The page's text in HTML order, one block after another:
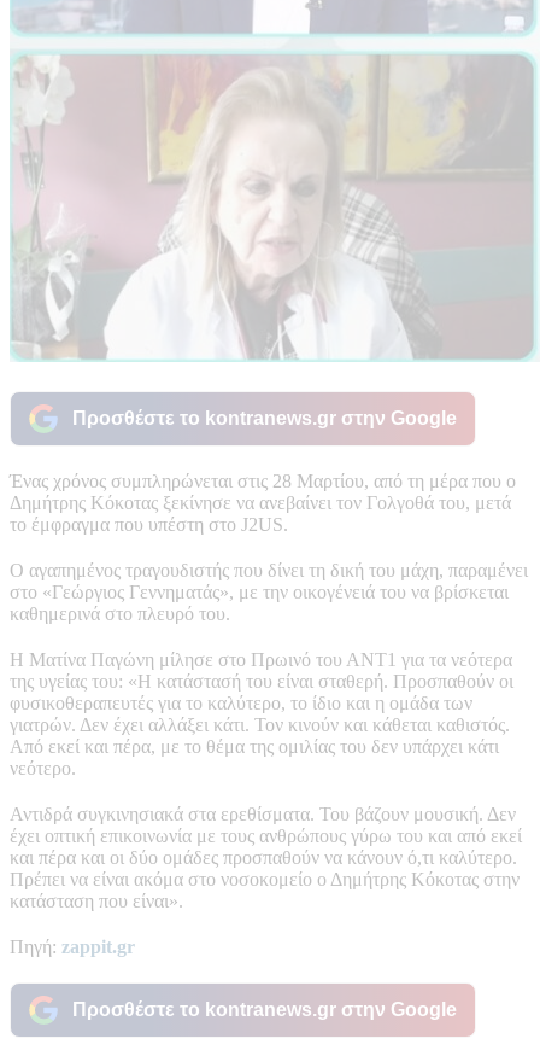
Προσθέστε το kontranews.gr στην Google
Ένας χρόνος συμπληρώνεται στις 28 Μαρτίου, από τη μέρα που ο
Δημήτρης Κόκοτας ξεκίνησε να ανεβαίνει τον Γολγοθά του, μετά
το έμφραγμα που υπέστη στο J2US.
Ο αγαπημένος τραγουδιστής που δίνει τη δική του μάχη, παραμένει
στο «Γεώργιος Γεννηματάς», με την οικογένειά του να βρίσκεται
καθημερινά στο πλευρό του.
Η Ματίνα Παγώνη μίλησε στο Πρωινό του ΑΝΤ1 για τα νεότερα
της υγείας του: «Η κατάστασή του είναι σταθερή. Προσπαθούν οι
φυσικοθεραπευτές για το καλύτερο, το ίδιο και η ομάδα των
γιατρών. Δεν έχει αλλάξει κάτι. Τον κινούν και κάθεται καθιστός.
Από εκεί και πέρα, με το θέμα της ομιλίας του δεν υπάρχει κάτι
νεότερο.
Αντιδρά συγκινησιακά στα ερεθίσματα. Του βάζουν μουσική. Δεν
έχει οπτική επικοινωνία με τους ανθρώπους γύρω του και από εκεί
και πέρα και οι δύο ομάδες προσπαθούν να κάνουν ό,τι καλύτερο.
Πρέπει να είναι ακόμα στο νοσοκομείο ο Δημήτρης Κόκοτας στην
κατάσταση που είναι».
Πηγή: zappit.gr
Προσθέστε το kontranews.gr στην Google